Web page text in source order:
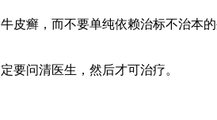
癣，而不要单纯依赖治标不治本
问清医生，然后才可治疗。